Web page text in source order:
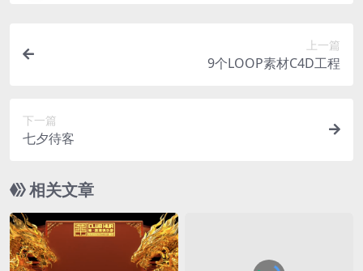
上一篇
9个LOOP素材C4D工程
下一篇
七夕待客
相关文章